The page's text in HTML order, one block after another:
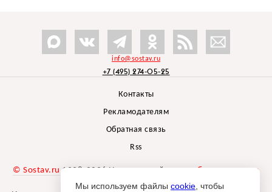
info@sostav.ru
+7 (495) 274-05-25
Контакты
Рекламодателям
Обратная связь
Rss
© Sostav.ru 1998-2026 Независимый проектбрендингового
агентства Depot
Мы используем файлы cookie , чтобы